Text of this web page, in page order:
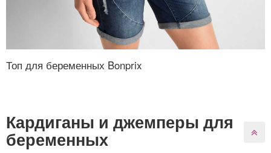
Топ для беременных Bonprix
Кардиганы и джемперы для
беременных